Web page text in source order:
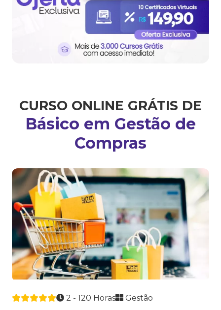
CURSO ONLINE GRÁTIS DE
Básico em Gestão de
Compras
2 - 120 Horas
Gestão